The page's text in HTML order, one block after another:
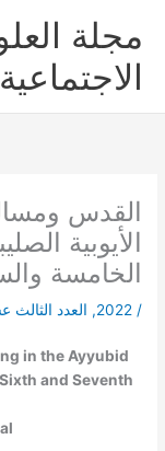
المحتوى
مجلة
الاجتماعية
القدس
الأيوبية
الخامسة
/
2022
, العدد
in the Ayyubid
and Seventh